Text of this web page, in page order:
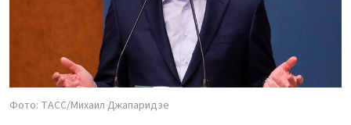
Фото: ТАСС/Михаил Джапаридзе